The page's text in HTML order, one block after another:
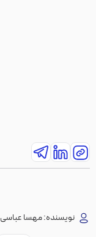
نویسنده:مهسا عباسی